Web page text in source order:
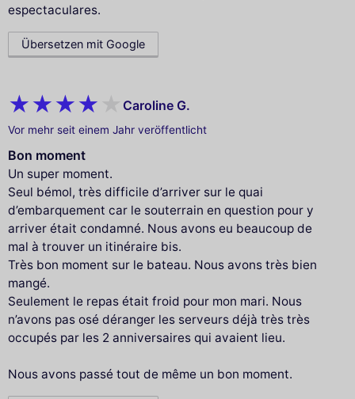
espectaculares.
Übersetzen mit Google
Caroline G.
Vor mehr seit einem Jahr veröffentlicht
Bon moment
Un super moment.
Seul bémol, très difficile d’arriver sur le quai
d’embarquement car le souterrain en question pour y
arriver était condamné. Nous avons eu beaucoup de
mal à trouver un itinéraire bis.
Très bon moment sur le bateau. Nous avons très bien
mangé.
Seulement le repas était froid pour mon mari. Nous
n’avons pas osé déranger les serveurs déjà très très
occupés par les 2 anniversaires qui avaient lieu.
Nous avons passé tout de même un bon moment.